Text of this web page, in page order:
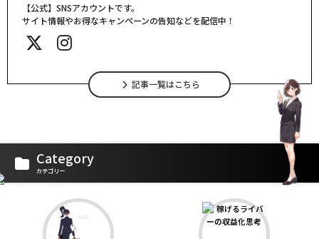
【公式】SNSアカウントです。
サイト情報やお得なキャンペーンの告知などを配信中！
記事一覧はこちら
Category
カテゴリー